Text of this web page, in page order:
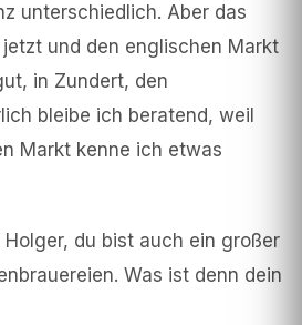
unterschiedlich. Aber das
und den englischen Markt
in Zundert, den
bleibe ich beratend, weil
Markt kenne ich etwas
Holger, du bist auch ein großer
Was ist denn dein